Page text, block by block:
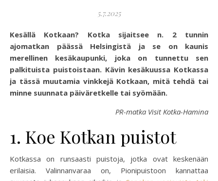
5.7.2025
Kesällä Kotkaan? Kotka sijaitsee n. 2 tunnin
ajomatkan päässä Helsingistä ja se on kaunis
merellinen kesäkaupunki, joka on tunnettu sen
palkituista puistoistaan. Kävin kesäkuussa Kotkassa
ja tässä muutamia vinkkejä Kotkaan, mitä tehdä tai
minne suunnata päiväretkelle tai syömään.
PR-matka Visit Kotka-Hamina
1. Koe Kotkan puistot
Kotkassa on runsaasti puistoja, jotka ovat keskenään
erilaisia. Valinnanvaraa on, Pionipuistoon kannattaa